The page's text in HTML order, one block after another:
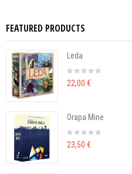
FEATURED PRODUCTS
Leda
22,00 €
Orapa Mine
23,50 €